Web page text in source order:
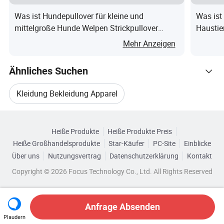
Was ist Hundepullover für kleine und
mittelgroße Hunde Welpen Strickpullover
Mehr Anzeigen
Was
Ähnliches Suchen
Kleidung Bekleidung Apparel
Mode Haustierbekleidung Hundekappe
Schutzkleidung Für Haustiere
Durchsuchen Sie nach Kategorien
Heiße Produkte
Heiße Produkte Preis
Heiße Großhandelsprodukte
Star-Käufer PC-Site
Einblicke
Über uns
Nutzungsvertrag Datenschutzerklärung
Kontakt
Copyright © 2026 Focus Technology Co., Ltd. All Rights Reserved
Plaudern
Anfrage Absenden